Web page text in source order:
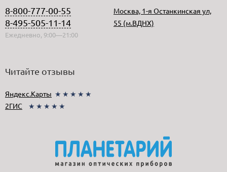
8-800-777-00-55
8-495-505-11-14
Ежедневно, 9:00—21:00
Москва, 1-я Останкинская ул,
55 (м.ВДНХ)
Читайте отзывы
Яндекс.Карты ★★★★★
2ГИС
★★★★★